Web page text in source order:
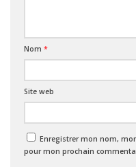
Nom *
Site web
Enregistrer mon nom,
pour mon prochain